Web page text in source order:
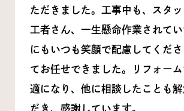
ただきました。工事中も、スタ
工者さん、一生懸命作業されて
にもいつも笑顔で配慮してくだ
てお任せできました。リフォー
適になり、他に相談したことも
だき、感謝しています。